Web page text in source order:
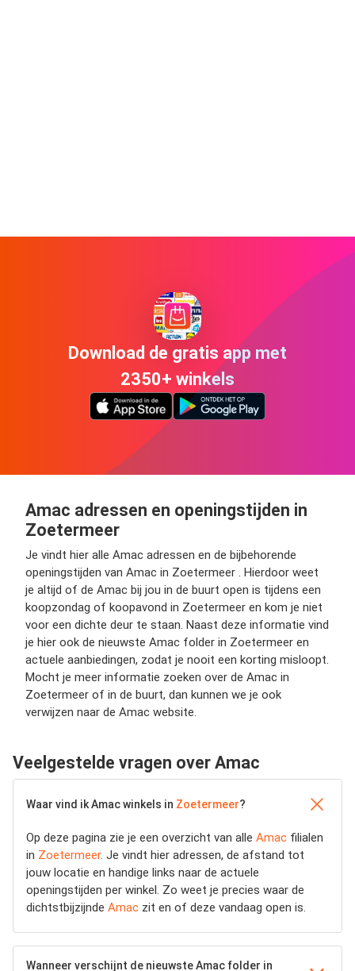
Download de gratis app met
2350+ winkels
Amac adressen en openingstijden in
Zoetermeer
Je vindt hier alle Amac adressen en de bijbehorende
openingstijden van Amac in Zoetermeer . Hierdoor weet
je altijd of de Amac bij jou in de buurt open is tijdens een
koopzondag of koopavond in Zoetermeer en kom je niet
voor een dichte deur te staan. Naast deze informatie vind
je hier ook de nieuwste Amac folder in Zoetermeer en
actuele aanbiedingen, zodat je nooit een korting misloopt.
Mocht je meer informatie zoeken over de Amac in
Zoetermeer of in de buurt, dan kunnen we je ook
verwijzen naar de Amac website.
Veelgestelde vragen over Amac
Waar vind ik Amac winkels in Zoetermeer?
Op deze pagina zie je een overzicht van alle Amac filialen
in Zoetermeer. Je vindt hier adressen, de afstand tot
jouw locatie en handige links naar de actuele
openingstijden per winkel. Zo weet je precies waar de
dichtstbijzijnde Amac zit en of deze vandaag open is.
Wanneer verschijnt de nieuwste Amac folder in